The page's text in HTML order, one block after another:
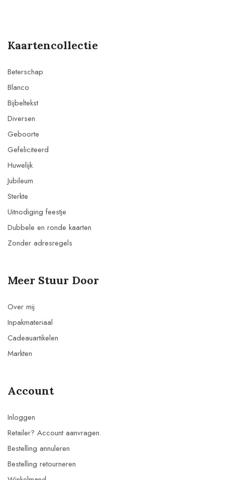
Kaartencollectie
Beterschap
Blanco
Bijbeltekst
Diversen
Geboorte
Gefeliciteerd
Huwelijk
Jubileum
Sterkte
Uitnodiging feestje
Dubbele en ronde kaarten
Zonder adresregels
Meer Stuur Door
Over mij
Inpakmateriaal
Cadeauartikelen
Markten
Account
Inloggen
Retailer? Account aanvragen.
Bestelling annuleren
Bestelling retourneren